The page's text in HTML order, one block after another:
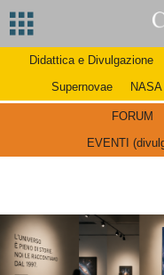
Didattica e Divulgazione
Supernovae
NASA
FORUM
EVENTI